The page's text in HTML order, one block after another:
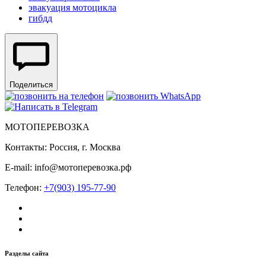
эвакуация мотоцикла
гибдд
Поделиться
МОТОПЕРЕВОЗКА
Контакты: Россия, г. Москва
E-mail: info@мотоперевозка.рф
Телефон: +7(903) 195-77-90
Разделы сайта